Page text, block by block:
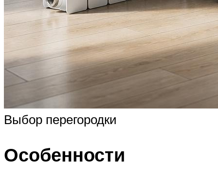
Выбор перегородки
Особенности